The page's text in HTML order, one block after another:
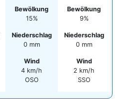
Bewölkung
15%
Niederschlag
0 mm
Wind
4 km/h
OSO
Bewölkung
9%
Niederschlag
0 mm
Wind
2 km/h
SSO